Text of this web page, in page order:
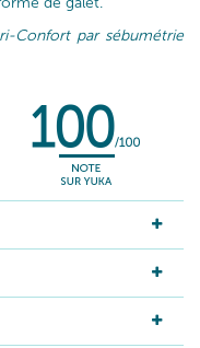
Confort par sébumétrie